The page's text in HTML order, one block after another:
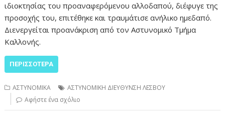
ιδιοκτησίας του προαναφερόμενου αλλοδαπού, διέφυγε της
προσοχής του, επιτέθηκε και τραυμάτισε ανήλικο ημεδαπό.
Διενεργείται προανάκριση από τον Αστυνομικό Τμήμα
Καλλονής.
ΠΕΡΙΣΣΌΤΕΡΑ
ΑΣΤΥΝΟΜΙΚΑ
ΑΣΤΥΝΟΜΙΚΗ ΔΙΕΥΘΥΝΣΗ ΛΕΣΒΟΥ
Αφήστε ένα σχόλιο